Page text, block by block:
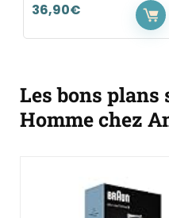
36,90€
Les bons plans
Homme chez